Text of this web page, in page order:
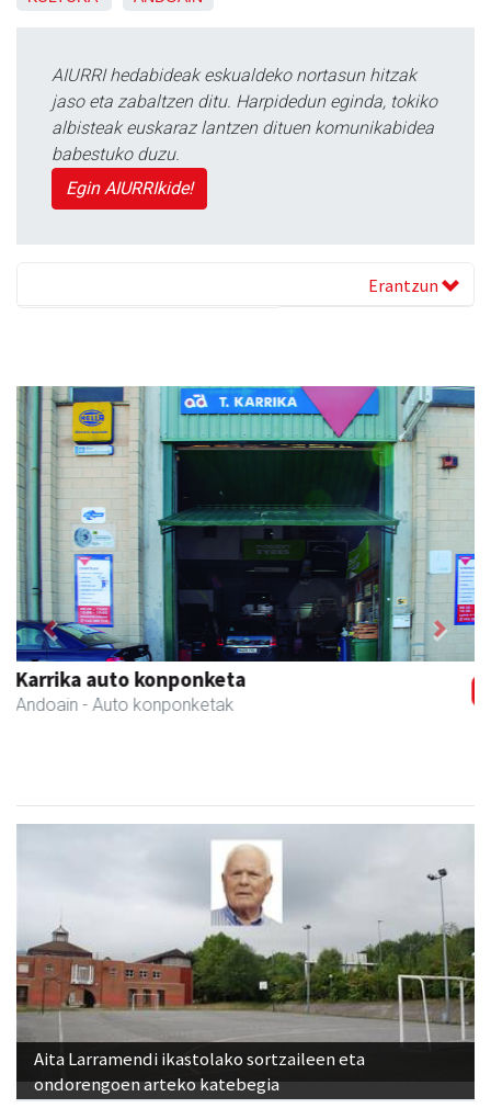
AIURRI hedabideak eskualdeko nortasun hitzak
jaso eta zabaltzen ditu. Harpidedun eginda, tokiko
albisteak euskaraz lantzen dituen komunikabidea
babestuko duzu.
Egin AIURRIkide!
Erantzun
Joseba altzariak
Andoain - Altzariak
Previous Next
Aita Larramendi ikastolako sortzaileen eta
ondorengoen arteko katebegia